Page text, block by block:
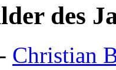
des
- Christian